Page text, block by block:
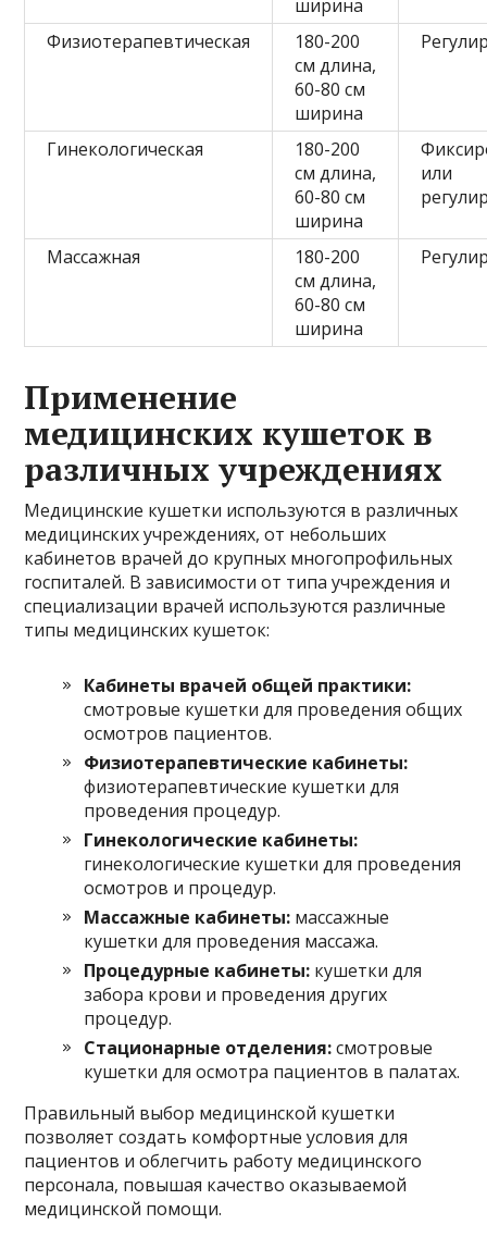
ширина
Физиотерапевтическая
180-200
см длина,
60-80 см
ширина
Гинекологическая
180-200
см длина,
60-80 см
ширина
или
Массажная
180-200
см длина,
60-80 см
ширина
Применение
медицинских кушеток в
различных учреждениях
Медицинские кушетки используются в различных
медицинских учреждениях, от небольших
кабинетов врачей до крупных многопрофильных
госпиталей. В зависимости от типа учреждения и
специализации врачей используются различные
типы медицинских кушеток:
Кабинеты врачей общей практики:
смотровые кушетки для проведения общих
осмотров пациентов.
Физиотерапевтические кабинеты:
физиотерапевтические кушетки для
проведения процедур.
Гинекологические кабинеты:
гинекологические кушетки для проведения
осмотров и процедур.
Массажные кабинеты: массажные
кушетки для проведения массажа.
Процедурные кабинеты: кушетки для
забора крови и проведения других
процедур.
Стационарные отделения:смотровые
кушетки для осмотра пациентов в палатах.
Правильный выбор медицинской кушетки
позволяет создать комфортные условия для
пациентов и облегчить работу медицинского
персонала, повышая качество оказываемой
медицинской помощи.